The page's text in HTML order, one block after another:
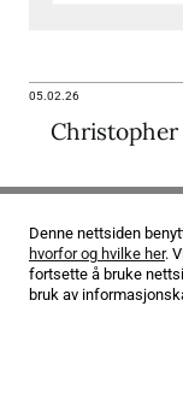
05.02.26
Christopher
Denne nettsiden
hvorfor og hvilke her.
fortsette å bruke
bruk av